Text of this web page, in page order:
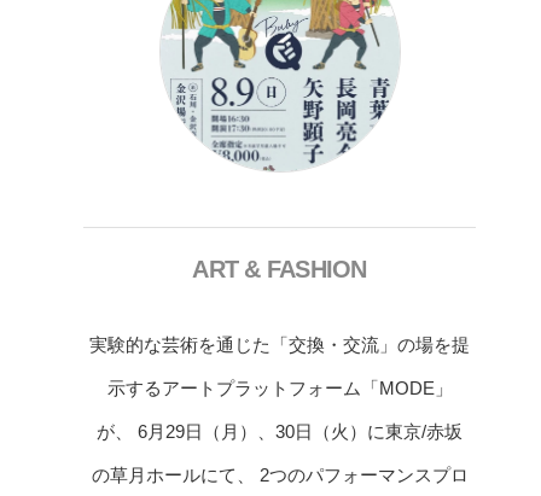
ART & FASHION
実験的な芸術を通じた「交換・交流」の場を提
示するアートプラットフォーム「MODE」
が、 6月29日（月）、30日（火）に東京/赤坂
の草月ホールにて、 2つのパフォーマンスプロ